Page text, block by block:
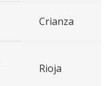
Crianza
Rioja